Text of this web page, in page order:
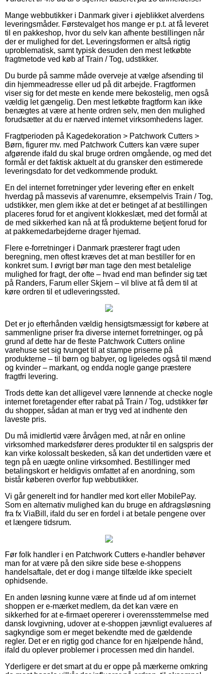
Mange webbutikker i Danmark giver i øjeblikket alverdens
leveringsmåder. Førstevalget hos mange er p.t. at få leveret
til en pakkeshop, hvor du selv kan afhente bestillingen når
der er mulighed for det. Leveringsformen er altså rigtig
uproblematisk, samt typisk desuden den mest letkøbte
fragtmetode ved køb af Train / Tog, udstikker.
Du burde på samme måde overveje at vælge afsending til
din hjemmeadresse eller ud på dit arbejde. Fragtformen
viser sig for det meste en kende mere bekostelig, men også
vældig let gængelig. Den mest letkøbte fragtform kan ikke
benægtes at være at hente ordren selv, men den mulighed
forudsætter at du er nærved internet virksomhedens lager.
Fragtperioden på Kagedekoration > Patchwork Cutters >
Børn, figurer mv. med Patchwork Cutters kan være super
afgørende ifald du skal bruge ordren omgående, og med det
formål er det faktisk aktuelt at du gransker den estimerede
leveringsdato for det vedkommende produkt.
En del internet forretninger yder levering efter en enkelt
hverdag på massevis af varenumre, eksempelvis Train / Tog,
udstikker, men glem ikke at det er betinget af at bestillingen
placeres forud for et angivent klokkeslæt, med det formål at
de med sikkerhed kan nå at få produkterne betjent forud for
at pakkemedarbejderne drager hjemad.
Flere e-forretninger i Danmark præsterer fragt uden
beregning, men oftest kræves det at man bestiller for en
konkret sum. I øvrigt bør man tage den mest betalelige
mulighed for fragt, der ofte – hvad end man befinder sig tæt
på Randers, Farum eller Skjern – vil blive at få dem til at
køre ordren til et udleveringssted.
Det er jo efterhånden vældig hensigtsmæssigt for købere at
sammenligne priser fra diverse internet forretninger, og på
grund af dette har de fleste Patchwork Cutters online
varehuse set sig tvunget til at stampe priserne på
produkterne – til børn og babyer, og ligeledes også til mænd
og kvinder – markant, og endda nogle gange præstere
fragtfri levering.
Trods dette kan det alligevel være lønnende at checke nogle
internet foretagender efter rabat på Train / Tog, udstikker før
du shopper, sådan at man er tryg ved at indhente den
laveste pris.
Du må imidlertid være årvågen med, at når en online
virksomhed markedsfører deres produkter til en salgspris der
kan virke kolossalt beskeden, så kan det undertiden være et
tegn på en uægte online virksomhed. Bestillinger med
betalingskort er heldigvis omfattet af en anordning, som
bistår køberen overfor fup webbutikker.
Vi går generelt ind for handler med kort eller MobilePay.
Som en alternativ mulighed kan du bruge en afdragsløsning
fra fx ViaBill, ifald du ser en fordel i at betale pengene over
et længere tidsrum.
Før folk handler i en Patchwork Cutters e-handler behøver
man for at være på den sikre side bese e-shoppens
handelsaftale, det er dog i mange tilfælde ikke specielt
ophidsende.
En anden løsning kunne være at finde ud af om internet
shoppen er e-mærket medlem, da det kan være en
sikkerhed for at e-firmaet opererer i overensstemmelse med
dansk lovgivning, udover at e-shoppen jævnligt evalueres af
sagkyndige som er meget bekendte med de gældende
regler. Det er en rigtig god chance for en hjælpende hånd,
ifald du oplever problemer i processen med din handel.
Yderligere er det smart at du er oppe på mærkerne omkring